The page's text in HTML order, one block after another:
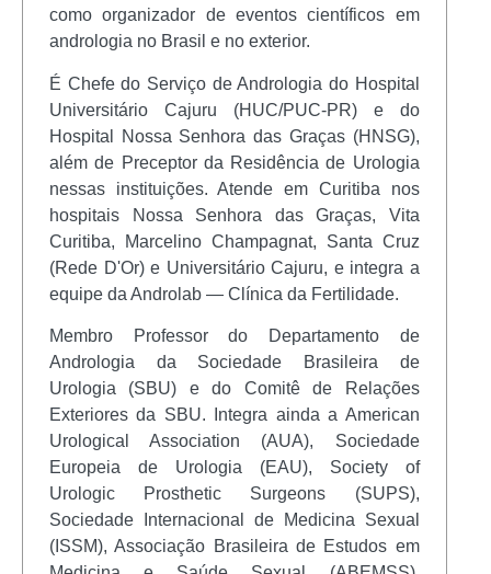
como organizador de eventos científicos em
andrologia no Brasil e no exterior.
É Chefe do Serviço de Andrologia do Hospital
Universitário Cajuru (HUC/PUC-PR) e do
Hospital Nossa Senhora das Graças (HNSG),
além de Preceptor da Residência de Urologia
nessas instituições. Atende em Curitiba nos
hospitais Nossa Senhora das Graças, Vita
Curitiba, Marcelino Champagnat, Santa Cruz
(Rede D'Or) e Universitário Cajuru, e integra a
equipe da Androlab — Clínica da Fertilidade.
Membro Professor do Departamento de
Andrologia da Sociedade Brasileira de
Urologia (SBU) e do Comitê de Relações
Exteriores da SBU. Integra ainda a American
Urological Association (AUA), Sociedade
Europeia de Urologia (EAU), Society of
Urologic Prosthetic Surgeons (SUPS),
Sociedade Internacional de Medicina Sexual
(ISSM), Associação Brasileira de Estudos em